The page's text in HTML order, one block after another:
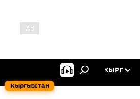
Кыргызстан
КЫРГ